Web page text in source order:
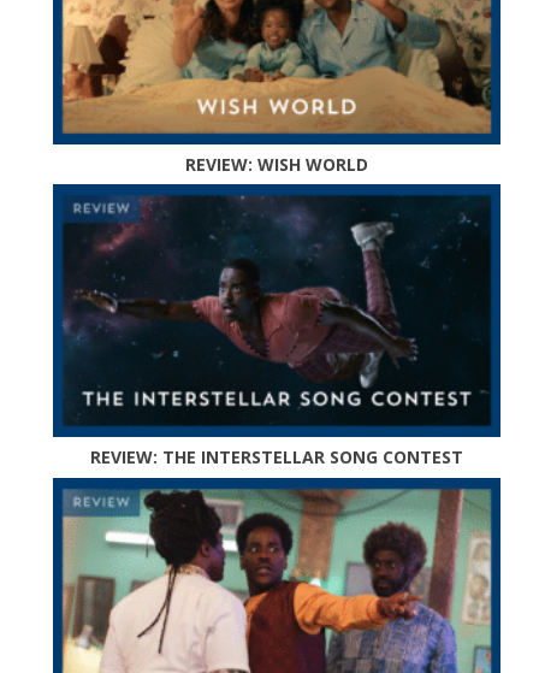
REVIEW: WISH WORLD
REVIEW: THE INTERSTELLAR SONG CONTEST